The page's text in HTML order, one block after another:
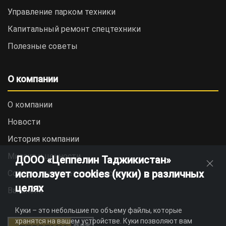
Управление парком техники
Капитальный ремонт спецтехники
Полезные советы
О компании
О компании
Новости
История компании
Миссия и ценности
Социальная ответственность
Вакансии
ДООО «Цеппелин Таджикистан»
использует cookies (куки) в различных
целях
Куки – это небольшие по объему файлы, которые
хранятся на вашем устройстве. Куки позволяют вам